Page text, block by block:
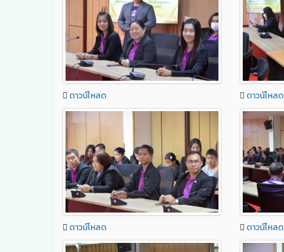
ดาวน์โหลด ดาวน์โหลด
ดาวน์โหลด ดาวน์โหลด